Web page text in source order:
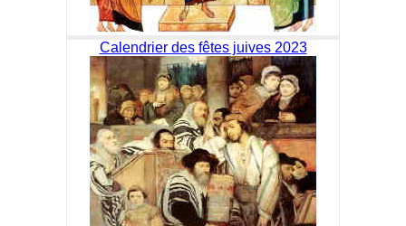
Calendrier des fêtes juives 2023